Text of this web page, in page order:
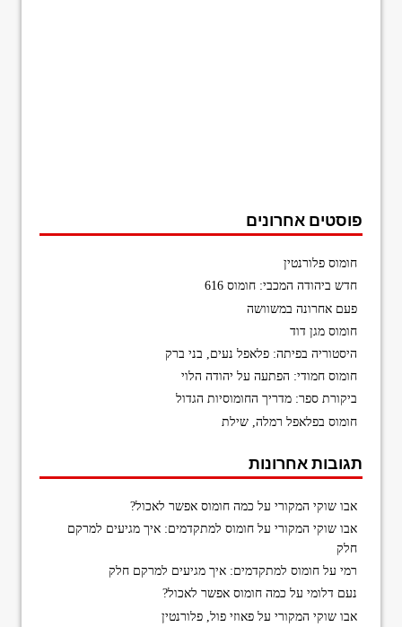
פוסטים אחרונים
חומוס פלורנטין
חדש ביהודה המכבי: חומוס 616
פעם אחרונה במשוושה
חומוס מגן דוד
היסטוריה בפיתה: פלאפל נעים, בני ברק
חומוס חמודי: הפתעה על יהודה הלוי
ביקורת ספר: מדריך החומוסיות הגדול
חומוס בפלאפל רמלה, שילת
תגובות אחרונות
אבו שוקי המקורי על כמה חומוס אפשר לאכול?
אבו שוקי המקורי עלחומוס למתקדמים: איך מגיעים למרקם
חלק
רמי עלחומוס למתקדמים: איך מגיעים למרקם חלק
נעם דלומי על כמה חומוס אפשר לאכול?
אבו שוקי המקורי עלפאוזי פול, פלורנטין